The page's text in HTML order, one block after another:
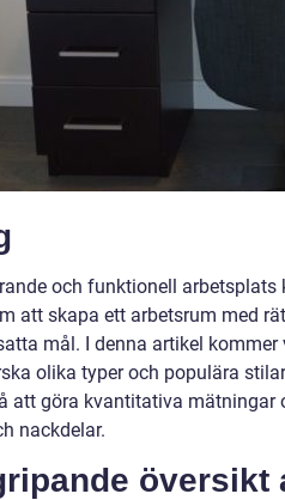
och funktionell
att skapa ett arbetsrum med
mål. I denna artikel
olika typer och populära
att göra kvantitativa
nackdelar.
översikt